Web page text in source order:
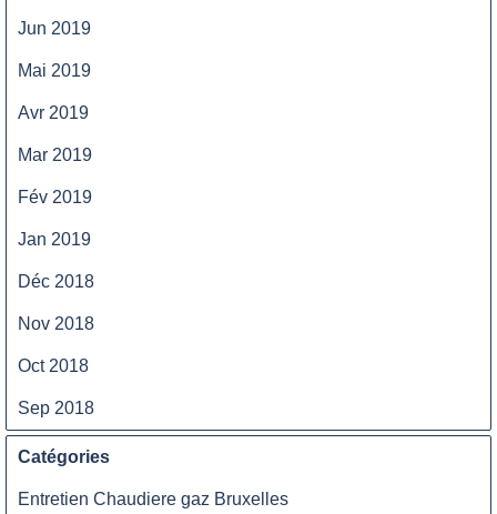
Jun 2019
Mai 2019
Avr 2019
Mar 2019
Fév 2019
Jan 2019
Déc 2018
Nov 2018
Oct 2018
Sep 2018
Catégories
Entretien Chaudiere gaz Bruxelles